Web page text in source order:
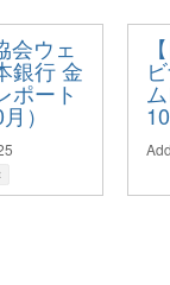
会ウェ
銀行 金
ポート
）